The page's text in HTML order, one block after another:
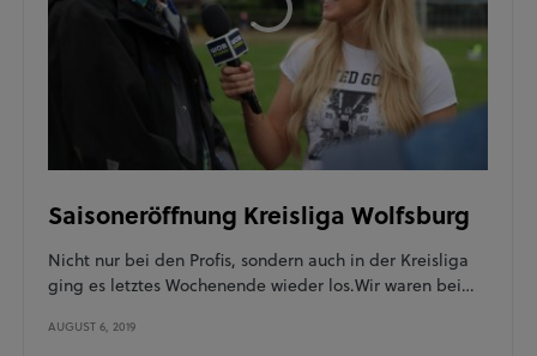
Saisoneröffnung Kreisliga Wolfsburg
Nicht nur bei den Profis, sondern auch in der Kreisliga
ging es letztes Wochenende wieder los.Wir waren bei…
AUGUST 6, 2019